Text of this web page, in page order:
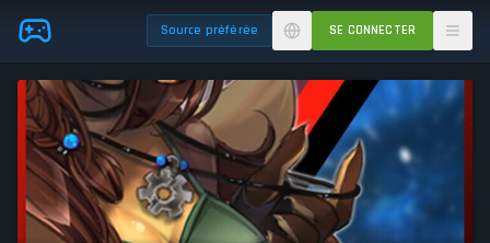
Skip to main contentSource préférée SE CONNECTER